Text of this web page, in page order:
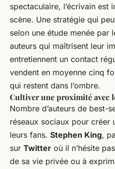
spectaculaire, l’écrivain est
scène. Une stratégie qui
selon une étude menée par
auteurs qui maîtrisent leur
entretiennent un contact
vendent en moyenne cinq
qui restent dans l’ombre.
Cultiver une proximité avec
Nombre d’auteurs de best-
réseaux sociaux pour créer
leurs fans. Stephen King,
sur Twitter où il n’hésite
de sa vie privée ou à